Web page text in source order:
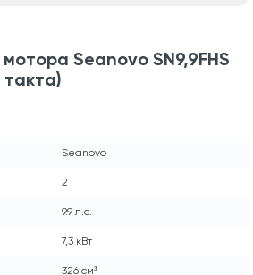
Seanovo SN9,9FHS
такта)
Seanovo
2
9.9 л.с.
7,3 кВт
326 см³